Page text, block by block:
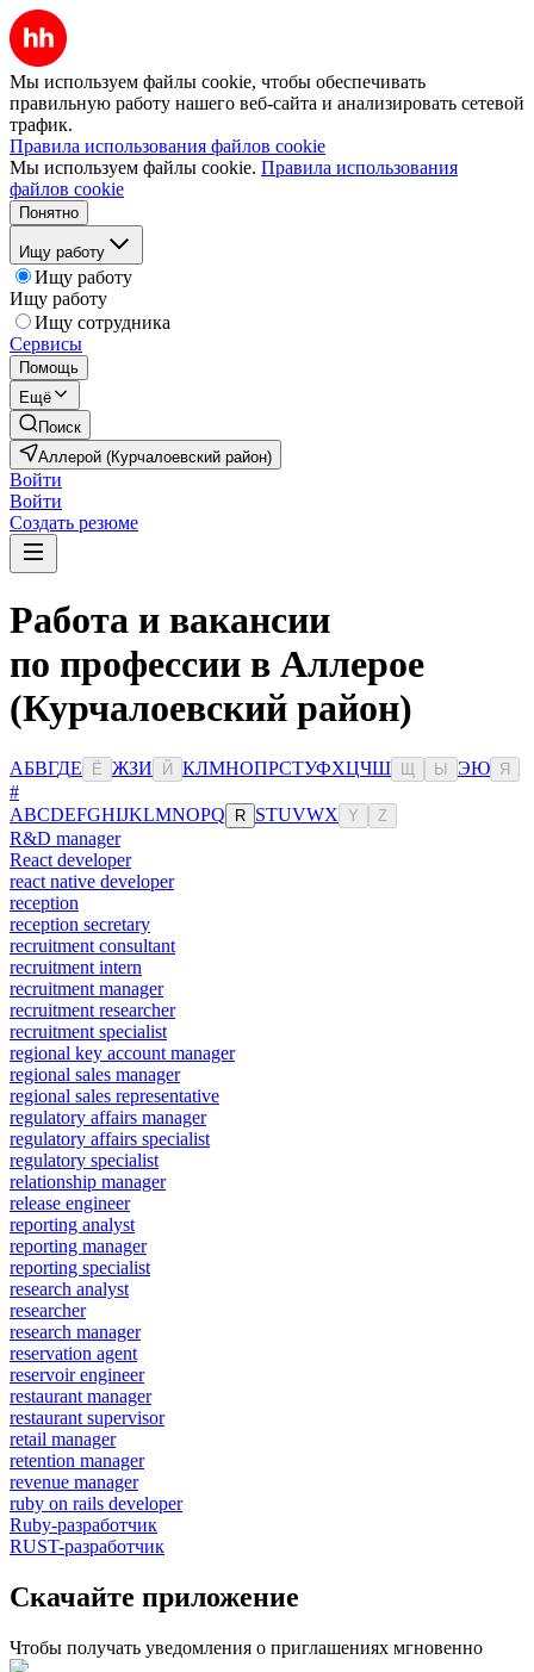
Мы используем файлы cookie, чтобы обеспечивать
правильную работу нашего веб-сайта и анализировать сетевой
трафик.
Правила использования файлов cookie
Мы используем файлы cookie. Правила использования
файлов cookie
Понятно
Ищу работу
Ищу работу
Ищу работу
Ищу сотрудника
Сервисы
Помощь
Ещё
Поиск
Аллерой (Курчалоевский район)
Войти
Войти
Создать резюме
Работа и вакансии
по профессии в Аллерое
(Курчалоевский район)
АБВГДЕ Ё ЖЗИ Й КЛМНОПРСТУФХЦЧШ Ы ЭЮ Я
#
ABCDEFGHIJKLMNOPQ R STUVWX Y Z
R&D manager
React developer
react native developer
reception
reception secretary
recruitment consultant
recruitment intern
recruitment manager
recruitment researcher
recruitment specialist
regional key account manager
regional sales manager
regional sales representative
regulatory affairs manager
regulatory affairs specialist
regulatory specialist
relationship manager
release engineer
reporting analyst
reporting manager
reporting specialist
research analyst
researcher
research manager
reservation agent
reservoir engineer
restaurant manager
restaurant supervisor
retail manager
retention manager
revenue manager
ruby on rails developer
Ruby-разработчик
RUST-разработчик
Скачайте приложение
Чтобы получать уведомления о приглашениях мгновенно